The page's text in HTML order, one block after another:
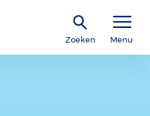
Zoeken Menu